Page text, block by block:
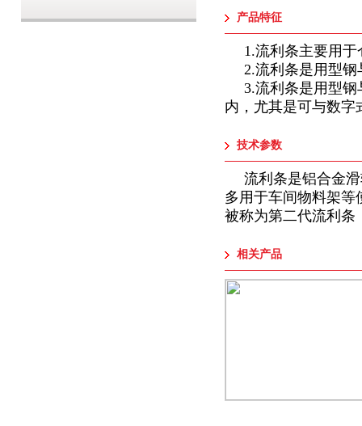
产品特征
1.流利条主要用
2.流利条是用型
3.流利条是用型
内，尤其是可与数字
技术参数
流利条是铝合金
多用于车间物料架等
被称为第二代流利条
相关产品